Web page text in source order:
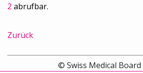
2 abrufbar.
Zurück
© Swiss Medical Board